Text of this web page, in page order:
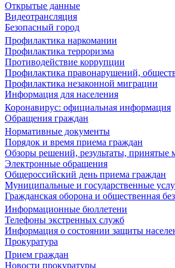
Открытые данные
Видеотрансляция
Безопасный город
Профилактика наркомании
Профилактика терроризма
Противодействие коррупции
Профилактика правонарушений,
Профилактика незаконной миграции
Информация для населения
Коронавирус: официальная информация
Обращения граждан
Нормативные документы
Порядок и время приема граждан
Обзоры решений, результаты, принятые
Электронные обращения
Общероссийский день приема граждан
Муниципальные и государственные
Гражданская оборона и общественная
Информационные бюллетени
Телефоны экстренных служб
Информация о состоянии защиты
Прокуратура
Прием граждан
Новости прокуратуры